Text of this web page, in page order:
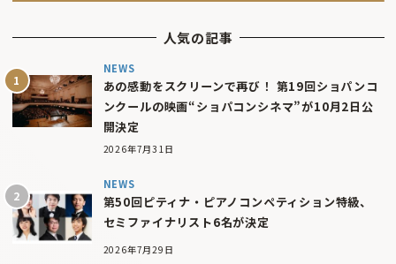
人気の記事
NEWS
あの感動をスクリーンで再び！ 第19回ショパンコ
ンクールの映画“ショパコンシネマ”が10月2日公
開決定
2026年7月31日
NEWS
第50回ピティナ・ピアノコンペティション特級、
セミファイナリスト6名が決定
2026年7月29日